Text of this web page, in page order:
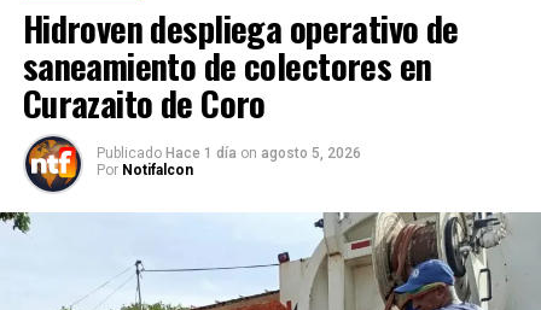
Hidroven despliega operativo de
saneamiento de colectores en
Curazaito de Coro
Publicado Hace 1 día on agosto 5, 2026
Por Notifalcon